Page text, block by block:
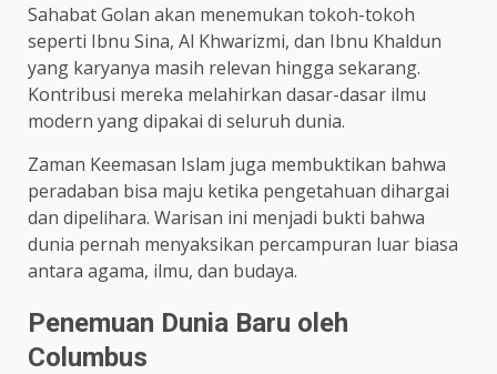
Sahabat Golan akan menemukan tokoh-tokoh
seperti Ibnu Sina, Al Khwarizmi, dan Ibnu Khaldun
yang karyanya masih relevan hingga sekarang.
Kontribusi mereka melahirkan dasar-dasar ilmu
modern yang dipakai di seluruh dunia.
Zaman Keemasan Islam juga membuktikan bahwa
peradaban bisa maju ketika pengetahuan dihargai
dan dipelihara. Warisan ini menjadi bukti bahwa
dunia pernah menyaksikan percampuran luar biasa
antara agama, ilmu, dan budaya.
Penemuan Dunia Baru oleh
Columbus